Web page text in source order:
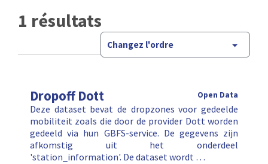
1 résultats
Changez l'ordre
Dropoff Dott Open Data
Deze dataset bevat de dropzones voor gedeelde
mobiliteit zoals die door de provider Dott worden
gedeeld via hun GBFS-service. De gegevens zijn
afkomstig uit het onderdeel
'station_information'. De dataset wordt …